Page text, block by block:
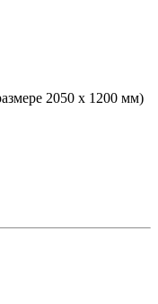
2050 x 1200 мм)